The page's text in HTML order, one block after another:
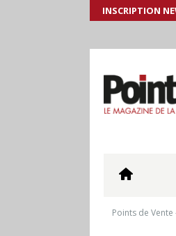
INSCRIPTION
Points de Vente